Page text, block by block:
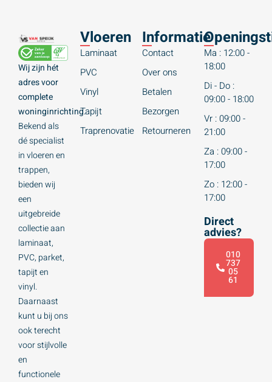
Wij zijn hét
adres voor
complete
woninginrichting.
Bekend als
dé specialist
in vloeren en
trappen,
bieden wij
een
uitgebreide
collectie aan
laminaat,
PVC, parket,
tapijt en
vinyl.
Daarnaast
kunt u bij ons
ook terecht
voor stijlvolle
en
functionele
Vloeren
Laminaat
PVC
Vinyl
Tapijt
Traprenovatie
Informatie
Contact
Over ons
Betalen
Bezorgen
Retourneren
Ma : 12:00 -
18:00
Di - Do :
09:00 - 18:00
Vr : 09:00 -
21:00
Za : 09:00 -
17:00
Zo : 12:00 -
17:00
Direct
advies?
010
737
05
61